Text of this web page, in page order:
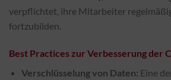
verpflichtet, ihre Mitarbeiter
fortzubilden.
Best Practices zur Verbesserung der
Verschlüsselung von Daten: Eine